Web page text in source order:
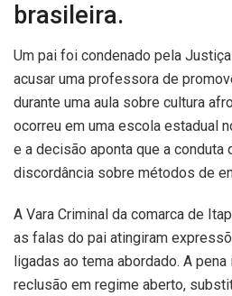
brasileira.
Um pai foi condenado pela
acusar uma professora de
durante uma aula sobre cultura
ocorreu em uma escola estadual
e a decisão aponta que a conduta
discordância sobre métodos de
A Vara Criminal da comarca de
as falas do pai atingiram
ligadas ao tema abordado. A
reclusão em regime aberto,